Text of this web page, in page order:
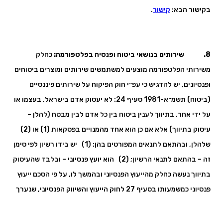
בקישור הבא: קישור.
8. שירותים בנושאי ביטוח ופנסיה בפלטפורמה:
כחלק
משירותי הפלטפורמה מוצעים למשתמשים שירותים ומוצרים ביטוחים
ופנסיונים, יש להדגיש כי עפ״י חוק הפיקוח על שירותים פיננסיים
(ביטוח) תשמ״א-1981 סעיף 24: לא יעסוק אדם בישראל, בעצמו או
על ידי אחר, בתיווך לענין ביטוח בין כל אדם לבין מבטח (להלן –
עיסוק בתיווך) אלא אם כן הוא אחד מהמנויים בפסקאות (1) או (2)
שלהלן, ובהתאם לתנאים המפורטים בהן: (1) יש בידו רשיון לפי סימן
זה – בהתאם לתנאי הרשיון; (2) הוא יועץ פנסיוני – ובלבד שהעיסוק
בתיווך נעשה כחלק מהייעוץ הפנסיוני ובהמשך לו, על פי הסכם ייעוץ
פנסיוני כמשמעותו בסעיף 27 לחוק הייעוץ והשיווק הפנסיוני, שנערך